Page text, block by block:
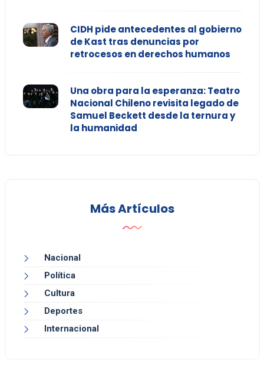
CIDH pide antecedentes al gobierno
de Kast tras denuncias por
retrocesos en derechos humanos
Una obra para la esperanza: Teatro
Nacional Chileno revisita legado de
Samuel Beckett desde la ternura y
la humanidad
Más Artículos
Nacional
Política
Cultura
Deportes
Internacional